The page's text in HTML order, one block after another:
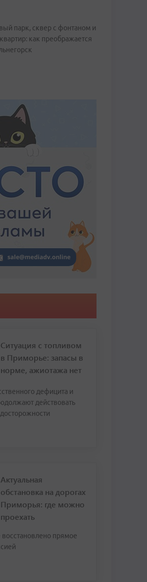
парк, сквер с фонтаном и
как преображается
Ситуация с топливом
в Приморье: запасы в
норме, ажиотажа нет
дефицита и
действовать
Актуальная
обстановка на дорогах
Приморья: где можно
проехать
прямое